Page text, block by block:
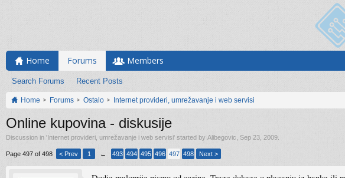
Home Forums
Search Forums Recent Posts
Members
Home Forums Ostalo Internet provideri, umrežavanje i web servisi
Online kupovina - diskusije
Discussion in 'Internet provideri, umrežavanje i web servisi' started by Alibegovic Sep 23, 2009
Page 497 of 498 < Prev 1 ← 493 494 495 496 497 498 Next >